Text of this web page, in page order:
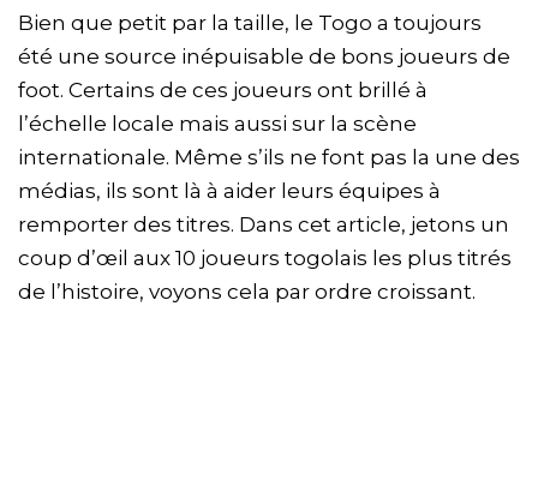
Bien que petit par la taille, le Togo a toujours
été une source inépuisable de bons joueurs de
foot. Certains de ces joueurs ont brillé à
l’échelle locale mais aussi sur la scène
internationale. Même s’ils ne font pas la une des
médias, ils sont là à aider leurs équipes à
remporter des titres. Dans cet article, jetons un
coup d’œil aux 10 joueurs togolais les plus titrés
de l’histoire, voyons cela par ordre croissant.